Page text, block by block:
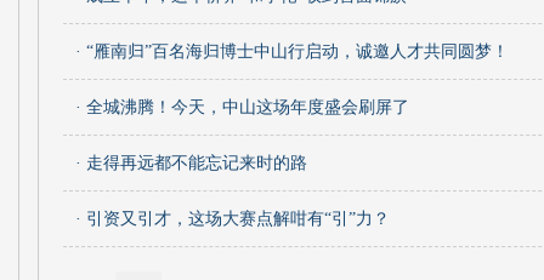
· “雁南归”百名海归博士中山行启动，诚邀人才共同圆梦！
· 全城沸腾！今天，中山这场年度盛会刷屏了
· 走得再远都不能忘记来时的路
· 引资又引才，这场大赛点解咁有“引”力？